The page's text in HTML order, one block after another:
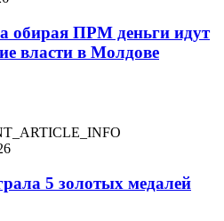
обирая ПРМ деньги идут
власти в Молдове
5 золотых медалей